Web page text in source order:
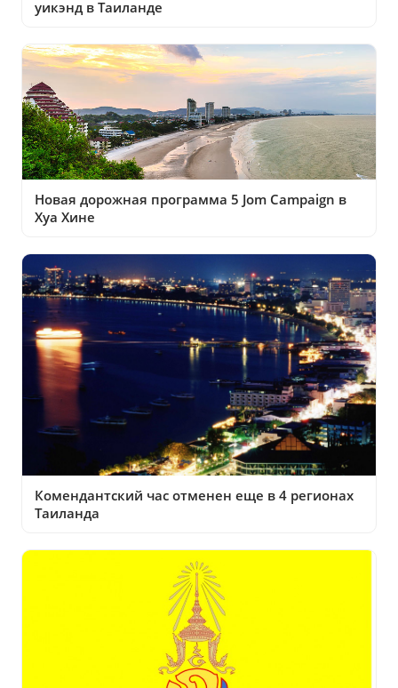
уикэнд в Таиланде
Новая дорожная программа 5 Jom Campaign в
Хуа Хине
Комендантский час отменен еще в 4 регионах
Таиланда